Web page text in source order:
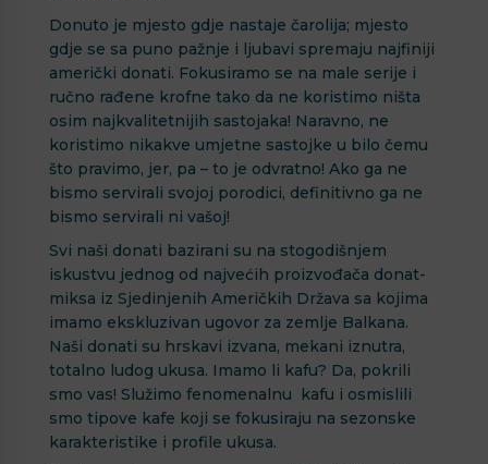
Donuto je mjesto gdje nastaje čarolija; mjesto
gdje se sa puno pažnje i ljubavi spremaju najfiniji
američki donati. Fokusiramo se na male serije i
ručno rađene krofne tako da ne koristimo ništa
osim najkvalitetnijih sastojaka! Naravno, ne
koristimo nikakve umjetne sastojke u bilo čemu
što pravimo, jer, pa – to je odvratno! Ako ga ne
bismo servirali svojoj porodici, definitivno ga ne
bismo servirali ni vašoj!
Svi naši donati bazirani su na stogodišnjem
iskustvu jednog od najvećih proizvođača donat-
miksa iz Sjedinjenih Američkih Država sa kojima
imamo ekskluzivan ugovor za zemlje Balkana.
Naši donati su hrskavi izvana, mekani iznutra,
totalno ludog ukusa. Imamo li kafu? Da, pokrili
smo vas! Služimo fenomenalnu kafu i osmislili
smo tipove kafe koji se fokusiraju na sezonske
karakteristike i profile ukusa.